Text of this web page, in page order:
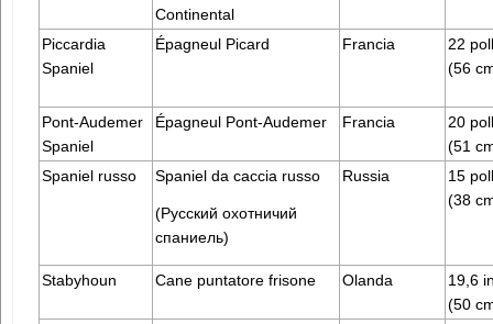
Continental
Piccardia
Spaniel
Épagneul Picard Francia
22
(56
Pont-Audemer
Spaniel
Épagneul Pont-Audemer Francia
20
(51
Spaniel russo
Spaniel da caccia russo
(Русский охотничий
спаниель)
Russia
15
(38
Stabyhoun Cane puntatore frisone Olanda
19,6
(50